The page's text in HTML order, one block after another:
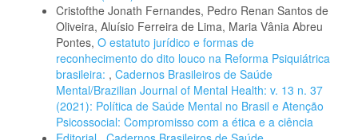
Cristofthe Jonath Fernandes, Pedro Renan Santos de
Oliveira, Aluísio Ferreira de Lima, Maria Vânia Abreu
Pontes, O estatuto jurídico e formas de
reconhecimento do dito louco na Reforma Psiquiátrica
brasileira: , Cadernos Brasileiros de Saúde
Mental/Brazilian Journal of Mental Health: v. 13 n. 37
(2021): Política de Saúde Mental no Brasil e Atenção
Psicossocial: Compromisso com a ética e a ciência